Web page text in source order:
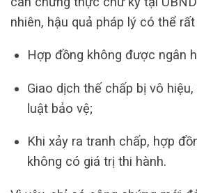
nhiên, hậu quả pháp lý có thể
Hợp đồng không được ngân
Giao dịch thế chấp bị vô
luật bảo vệ;
Khi xảy ra tranh chấp, hợp
không có giá trị thi hành.